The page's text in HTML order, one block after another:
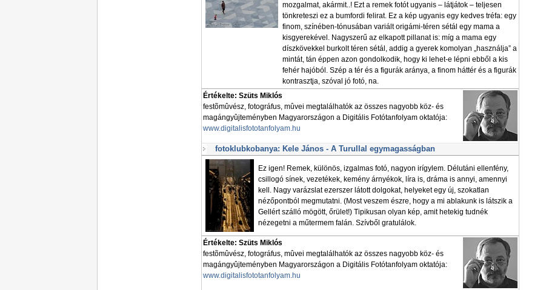
mozgalmat, akármit..! Ezt a remek fotót ugyanis – látjátok – teljesen
tönkreteszi ez a bumfordi felirat. Ez a kép ugyanis egy kedves tréfa: egy
finom, színében-tónusában variált origámi-téren sétál egy mama a
kisgyerekével. Nagyszerű az elkapott pillanat is: míg a mama egy
díszkövekkel burkolt téren sétál, addig a gyerek komolyan „használja” a
mintát, tán éppen azon gondolkodik, hogy ki lehet-e lépni ebből a kis
fehér hajóból. Szép a tér és a figurák aránya, a finom háttér és a figurák
kontrasztja, szóval jó fotó, na.
Értékelte: Szüts Miklós
festõmûvész, fotográfus, mûvei megtalálhatók az összes nagyobb köz- és
magángyûjteményben Magyarországon a Digitális Fotótanfolyam oktatója:
www.digitalisfototanfolyam.hu
fotoklubkobanya: Kele János - A Turullal egymagasságban
Ez igen! Remek, különös, izgalmas fotó, nagyon irígylem. Délutáni ellenfény,
csillogó sínek, vezetékek, kemény árnyékok, líra is, dráma is annyi, amennyi
kell. Nagy varázslat ezerszer látott dolgokat, helyeket egy új, szokatlan
nézőpontból megmutatni. (Most veszem észre, hogy a mi ablakunk is látszik a
Gellért szálló mögött, őrület!) Tipikusan olyan kép, amit hetekig tudnék
nézegetni a műtermem falán. Szívből gratulálok.
Értékelte: Szüts Miklós
festõmûvész, fotográfus, mûvei megtalálhatók az összes nagyobb köz- és
magángyûjteményben Magyarországon a Digitális Fotótanfolyam oktatója:
www.digitalisfototanfolyam.hu